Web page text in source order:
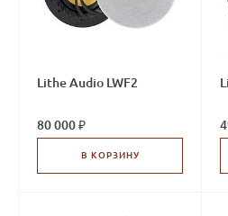
Lithe Audio LWF2
80 000 ₽
В КОРЗИНУ